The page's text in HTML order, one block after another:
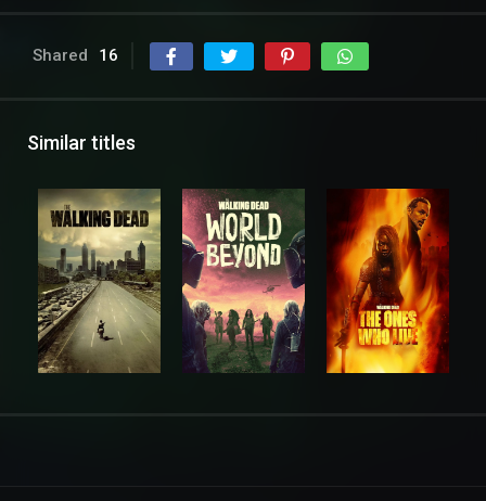
Shared 16
Similar titles